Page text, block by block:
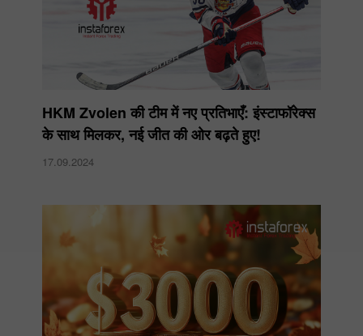
HKM Zvolen की टीम में नए प्रतिभाएँ: इंस्टाफॉरेक्स
के साथ मिलकर, नई जीत की ओर बढ़ते हुए!
17.09.2024